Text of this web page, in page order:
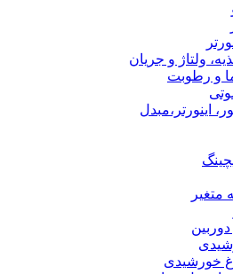
ولتاژ و جریان
و رطوبت
اینورتر،مبدل
متغیر
خورشیدی